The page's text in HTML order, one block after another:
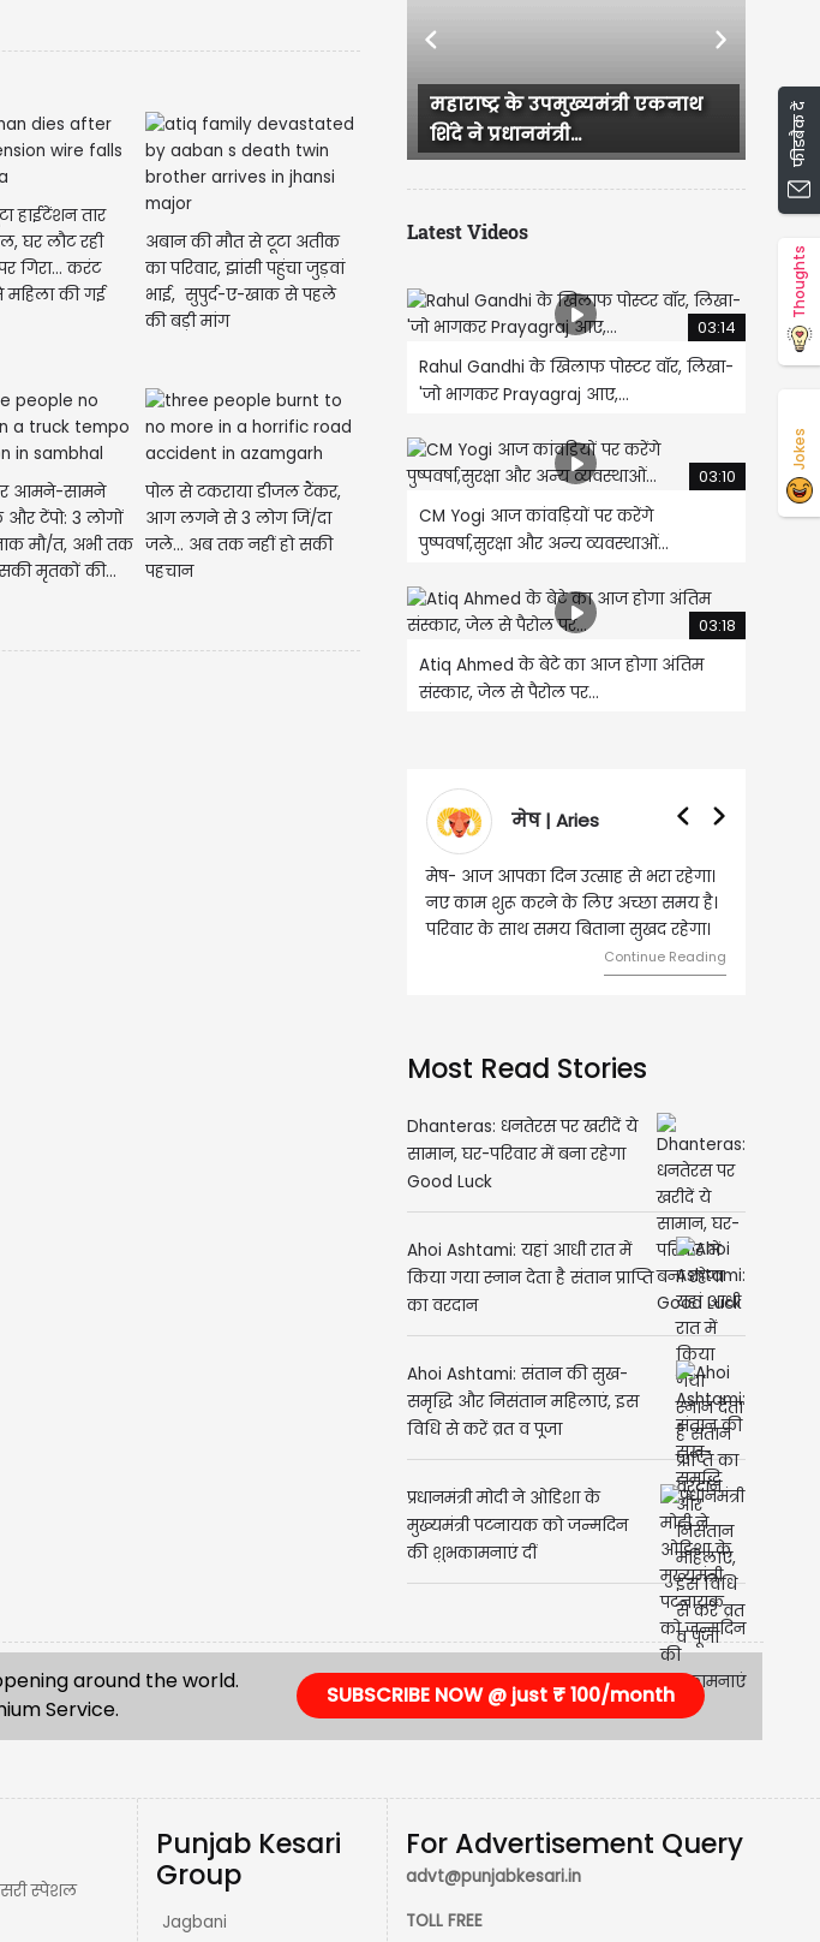
हाईटेंशन तार
घर लौट रही
गिरा... करंट
की गई
अबान की मौत से टूटा अतीक
का परिवार, झांसी पहुंचा जुड़वां
भाई, सुपुर्द-ए-खाक से पहले
की बड़ी मांग
आमने-सामने
और टेंपो: 3 लोगों
मौ/त, अभी तक
सकी मृतकों की...
पोल से टकराया डीजल टैंकर,
आग लगने से 3 लोग जिं/दा
जले... अब तक नहीं हो सकी
पहचान
महाराष्ट्र के उपमुख्यमंत्री एकनाथ
शिंदे ने प्रधानमंत्री...
CM रेखा गुप्ता और
नेताओं ने सुषमा
Previous Next
Latest Videos
03:14
Rahul Gandhi के खिलाफ पोस्टर वॉर, लिखा-
'जो भागकर Prayagraj आए,...
03:10
CM Yogi आज कांवड़ियों पर करेंगे
पुष्पवर्षा,सुरक्षा और अन्य व्यवस्थाओं...
03:18
Atiq Ahmed के बेटे का आज होगा अंतिम
संस्कार, जेल से पैरोल पर...
मेष | Aries
मेष- आज आपका दिन उत्साह से भरा रहेगा।
नए काम शुरू करने के लिए अच्छा समय है।
परिवार के साथ समय बिताना सुखद रहेगा।
वृषभ | Taurus
वृष- आज का दिन इस राशि के
लिए शुभ रहने वाला है। धन
मामलों में सफलता मिलेगी।
मेलजोल बढ़ेगा। आर्थिक निवेश
समझकर...
Most Read Stories
Dhanteras: धनतेरस पर खरीदें ये
सामान, घर-परिवार में बना रहेगा
Ahoi Ashtami: यहां आधी रात में
किया गया स्नान देता है संतान प्राप्ति
Ahoi Ashtami: संतान की सुख-
समृद्धि और निसंतान महिलाएं, इस
प्रधानमंत्री मोदी ने ओडिशा के
मुख्यमंत्री पटनायक को जन्मदिन
around the world.
SUBSCRIBE NOW @ just ₹ 100/month
Punjab Kesari
Group
For Advertisement Query
advt@punjabkesari.in
फीडबैक दें
Thoughts
Jokes